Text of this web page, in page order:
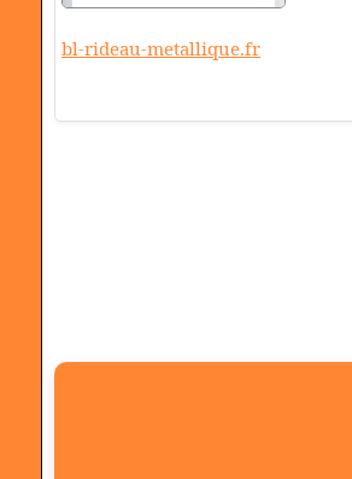
bl-rideau-metallique.fr